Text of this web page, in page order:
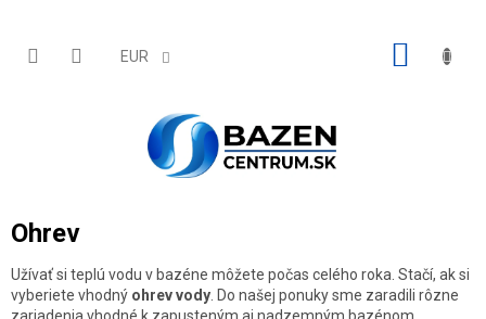
obsah
EUR
Ohrev
Užívať si teplú vodu v bazéne môžete počas celého roka. Stačí, ak si
vyberiete vhodný ohrev vody . Do našej ponuky sme zaradili rôzne